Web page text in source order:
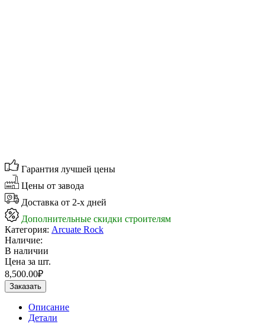
Гарантия лучшей цены
Цены от завода
Доставка от 2-х дней
Дополнительные скидки строителям
Категория: Arcuate Rock
Наличие:
В наличии
Цена за шт.
8,500.00₽
Заказать
Описание
Детали